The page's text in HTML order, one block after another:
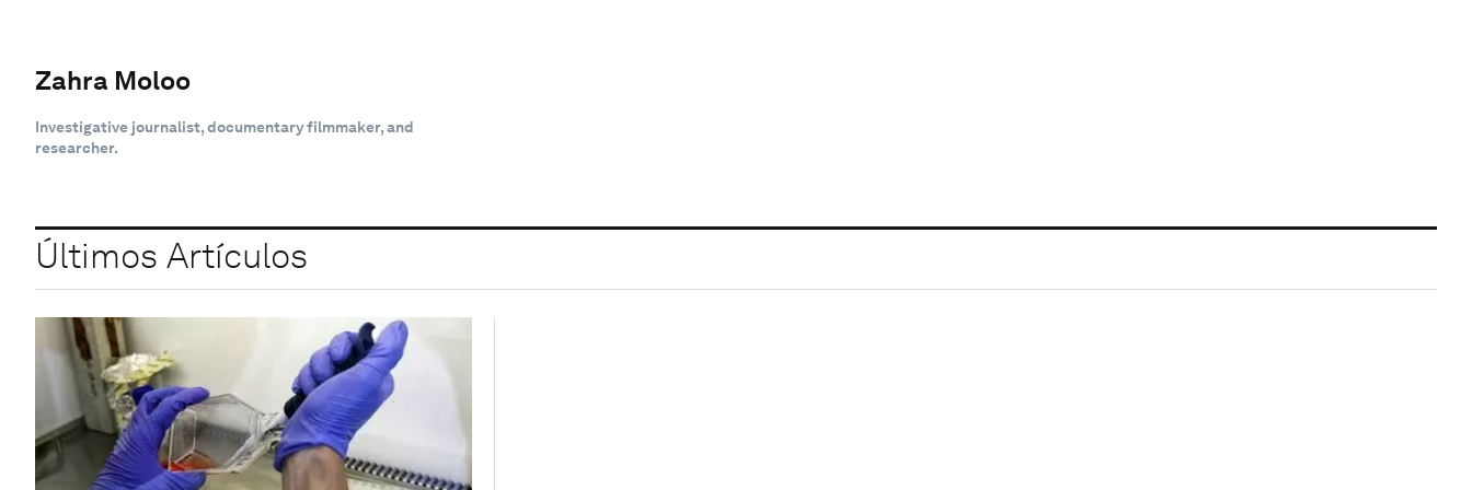
Zahra Moloo
Investigative journalist, documentary filmmaker, and
researcher.
Últimos Artículos